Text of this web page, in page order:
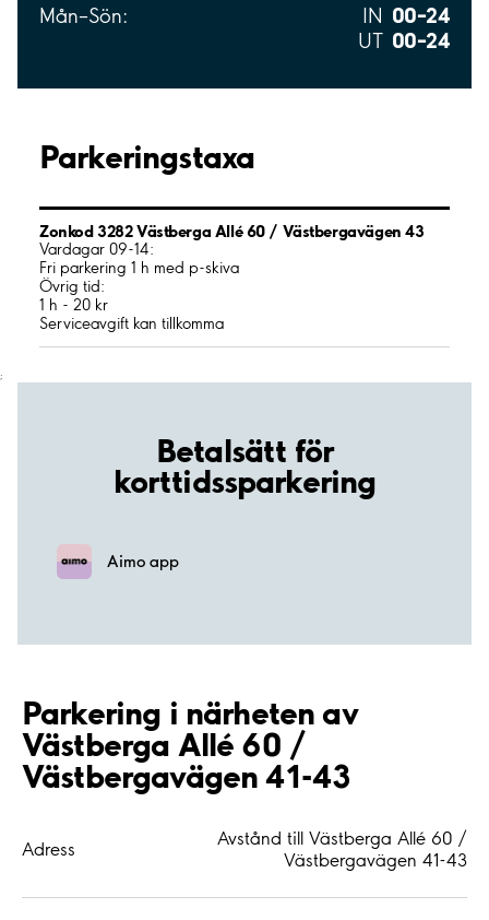
Mån–Sön: IN 00–24
UT 00–24
Parkeringstaxa
Zonkod 3282 Västberga Allé 60 / Västbergavägen 43
Vardagar 09-14:
Fri parkering 1 h med p-skiva
Övrig tid:
1 h - 20 kr
Serviceavgift kan tillkomma
;
Betalsätt för
korttidssparkering
Aimo app
Parkering i närheten av
Västberga Allé 60 /
Västbergavägen 41-43
Adress
Avstånd till Västberga Allé 60 /
Västbergavägen 41-43